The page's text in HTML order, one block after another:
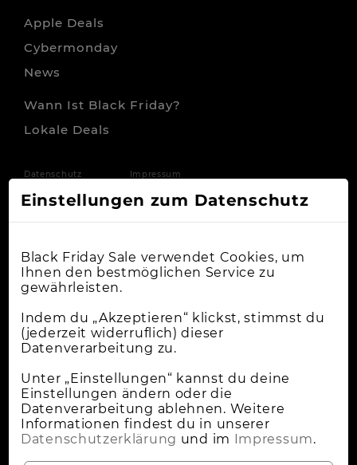
Apple Deals
Cybermonday
News
Wann Ist Black Friday?
Lokale Deals
Datenschutz Impressum
Einstellungen zum Datenschutz
Black Friday Sale verwendet Cookies, um
Ihnen den bestmöglichen Service zu
gewährleisten.
Indem du „Akzeptieren“ klickst, stimmst du
(jederzeit widerruflich) dieser
Datenverarbeitung zu.
Unter „Einstellungen“ kannst du deine
Einstellungen ändern oder die
Datenverarbeitung ablehnen. Weitere
Informationen findest du in unserer
Datenschutzerklärung und im Impressum.